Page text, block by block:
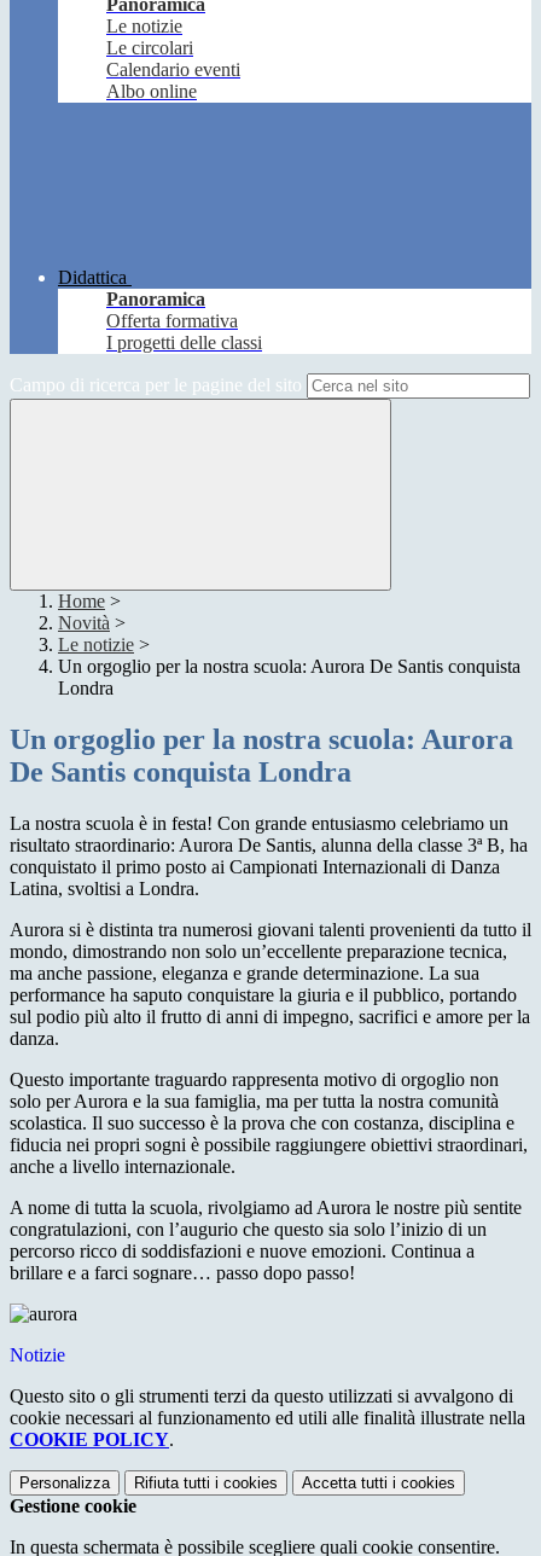
Panoramica
Le notizie
Le circolari
Calendario eventi
Albo online
Didattica
Panoramica
Offerta formativa
I progetti delle classi
Campo di ricerca per le pagine del sito
Home >
Novità >
Le notizie >
Un orgoglio per la nostra scuola: Aurora De Santis conquista
Londra
Un orgoglio per la nostra scuola: Aurora
De Santis conquista Londra
La nostra scuola è in festa! Con grande entusiasmo celebriamo un
risultato straordinario: Aurora De Santis, alunna della classe 3ª B, ha
conquistato il primo posto ai Campionati Internazionali di Danza
Latina, svoltisi a Londra.
Aurora si è distinta tra numerosi giovani talenti provenienti da tutto il
mondo, dimostrando non solo un’eccellente preparazione tecnica,
ma anche passione, eleganza e grande determinazione. La sua
performance ha saputo conquistare la giuria e il pubblico, portando
sul podio più alto il frutto di anni di impegno, sacrifici e amore per la
danza.
Questo importante traguardo rappresenta motivo di orgoglio non
solo per Aurora e la sua famiglia, ma per tutta la nostra comunità
scolastica. Il suo successo è la prova che con costanza, disciplina e
fiducia nei propri sogni è possibile raggiungere obiettivi straordinari,
anche a livello internazionale.
A nome di tutta la scuola, rivolgiamo ad Aurora le nostre più sentite
congratulazioni, con l’augurio che questo sia solo l’inizio di un
percorso ricco di soddisfazioni e nuove emozioni. Continua a
brillare e a farci sognare… passo dopo passo!
Notizie
Questo sito o gli strumenti terzi da questo utilizzati si avvalgono di
cookie necessari al funzionamento ed utili alle finalità illustrate nella
COOKIE POLICY.
Personalizza Rifiuta tutti i cookies Accetta tutti i cookies
Gestione cookie
In questa schermata è possibile scegliere quali cookie consentire.